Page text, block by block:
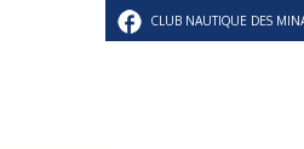
CLUB NAUTIQUE DES